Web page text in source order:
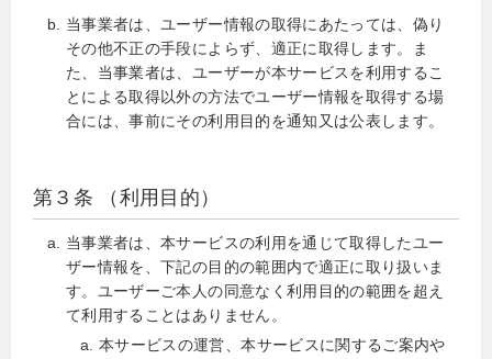
当事業者は、ユーザー情報の取得にあたっては、偽り
その他不正の手段によらず、適正に取得します。ま
た、当事業者は、ユーザーが本サービスを利用するこ
とによる取得以外の方法でユーザー情報を取得する場
合には、事前にその利用目的を通知又は公表します。
第３条 （利用目的）
当事業者は、本サービスの利用を通じて取得したユー
ザー情報を、下記の目的の範囲内で適正に取り扱いま
す。ユーザーご本人の同意なく利用目的の範囲を超え
て利用することはありません。
本サービスの運営、本サービスに関するご案内や